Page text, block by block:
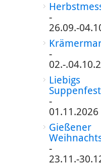
-
26.09.-
-
02.-
Liebigs
Suppenfest
-
01.11.2026
Gießener
-
23.11.-